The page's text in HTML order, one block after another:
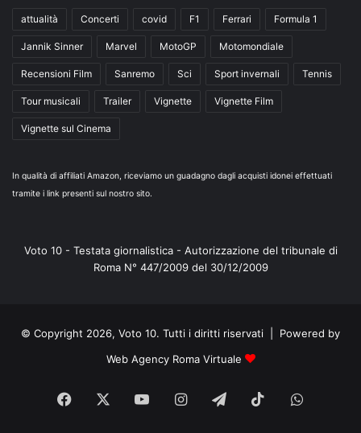
attualità Concerti covid F1 Ferrari Formula 1
Jannik Sinner Marvel MotoGP Motomondiale
Recensioni Film Sanremo Sci Sport invernali Tennis
Tour musicali Trailer Vignette Vignette Film
Vignette sul Cinema
In qualità di affiliati Amazon, riceviamo un guadagno dagli acquisti idonei effettuati
tramite i link presenti sul nostro sito.
Voto 10 - Testata giornalistica - Autorizzazione del tribunale di
Roma N° 447/2009 del 30/12/2009
© Copyright 2026, Voto 10. Tutti i diritti riservati | Powered by
Web Agency Roma Virtuale
Facebook You Instagram
TelegramTikTok